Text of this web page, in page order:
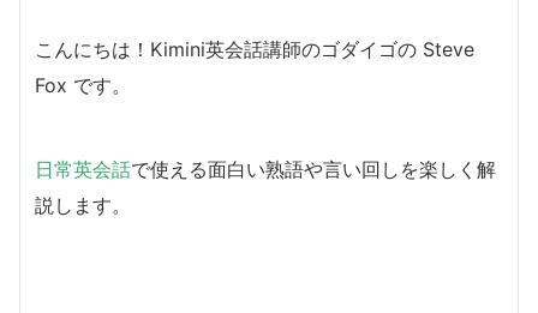
こんにちは！Kimini英会話講師のゴダイゴの Steve
Fox です。
日常英会話で使える面白い熟語や言い回しを楽しく解
説します。